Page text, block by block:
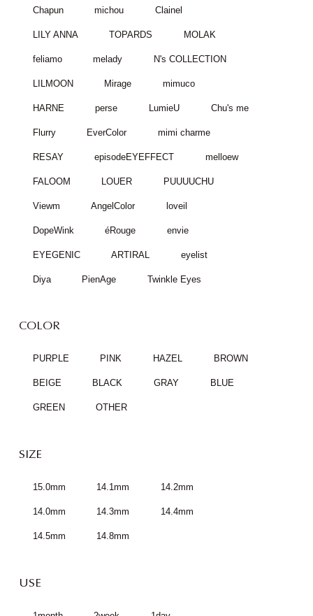
Chapun michou Clainel
LILY ANNA TOPARDS MOLAK
feliamo melady N's COLLECTION
LILMOON Mirage mimuco
HARNE perse LumieU Chu's me
Flurry EverColor mimi charme
RESAY episodeEYEFFECT melloew
FALOOM LOUER PUUUUCHU
Viewm AngelColor loveil
DopeWink éRouge envie
EYEGENIC ARTIRAL eyelist
Diya PienAge Twinkle Eyes
COLOR
PURPLE PINK HAZEL BROWN
BEIGE BLACK GRAY BLUE
GREEN OTHER
SIZE
15.0mm 14.1mm 14.2mm
14.0mm 14.3mm 14.4mm
14.5mm 14.8mm
USE